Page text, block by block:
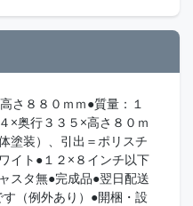
さ８８０ｍｍ●質量：１
×奥行３３５×高さ８０ｍ
塗装）、引出＝ポリスチ
イト●１２×８インチ以下
スタ無●完成品●翌日配送
（例外あり）●開梱・設